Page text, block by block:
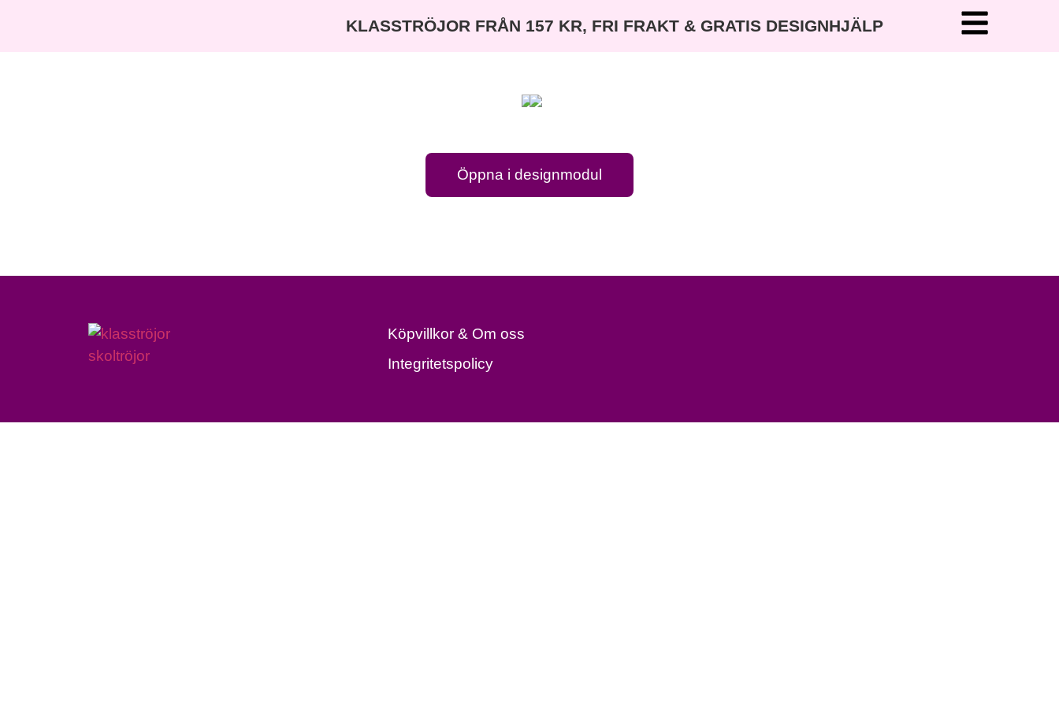
KLASSTRÖJOR FRÅN 157 KR, FRI FRAKT & GRATIS DESIGNHJÄLP
Öppna i designmodul
Köpvillkor & Om oss
Integritetspolicy